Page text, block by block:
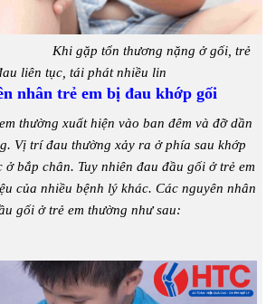
thương nặng ở gối, trẻ
liên tục, tái phát nhiều lin
nhân trẻ em bị đau khớp gối
thường xuất hiện vào ban đêm và đỡ dần
Vị trí đau thường xảy ra ở phía sau khớp
bắp chân. Tuy nhiên đau đầu gối ở trẻ em
của nhiều bệnh lý khác. Các nguyên nhân
gối ở trẻ em thường như sau: